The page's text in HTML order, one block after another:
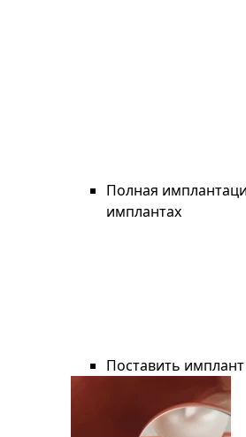
Полная
имплантах
Поставить имплант